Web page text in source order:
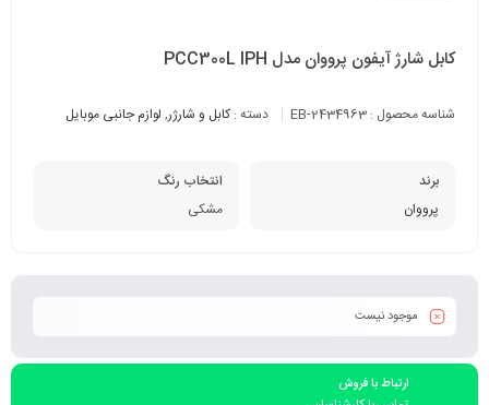
کابل شارژ آیفون پرووان مدل PCC300L IPH
شناسه محصول : EB-2434963 دسته :کابل و شارژر, لوازم جانبی موبایل
برند
پرووان
انتخاب رنگ
مشکی
موجود نیست
ارتباط با فروش